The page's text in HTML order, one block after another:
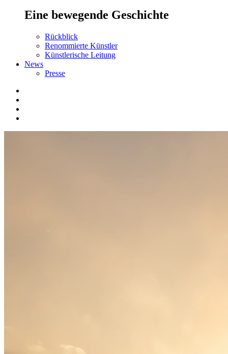
Eine bewegende Geschichte
Rückblick
Renommierte Künstler
Künstlerische Leitung
News
Presse